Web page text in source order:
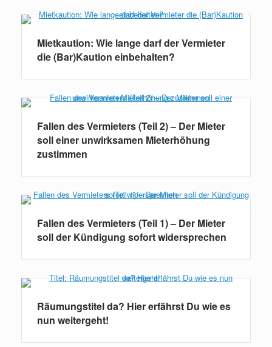
Mietkaution: Wie lange darf der Vermieter
die (Bar)Kaution einbehalten?
Fallen des Vermieters (Teil 2) – Der Mieter
soll einer unwirksamen Mieterhöhung
zustimmen
Fallen des Vermieters (Teil 1) – Der Mieter
soll der Kündigung sofort widersprechen
Räumungstitel da? Hier erfährst Du wie es
nun weitergeht!